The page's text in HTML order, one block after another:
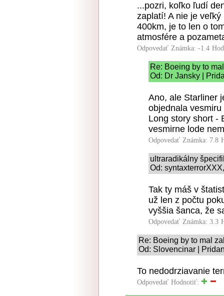
...pozri, koľko ľudí
zaplatí! A nie je
400km, je to len o
atmosfére a
Odpovedať Známka: -1.4
Re: Boeing by to
Od: Dr Jansky |
Ano, ale Starliner
objednala
Long story short -
vesmirne lode
Odpovedať Známka: 7.8
ultraradikálny
Od:
Tak ty máš v
už len z počtu
vyššia šanca, že
Odpovedať Známka: 3.3
Re: Boeing by to mal
Od: Slovencinar |
To nedodrziavanie
Odpovedať Hodnotiť: